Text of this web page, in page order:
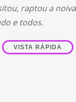
raptou a noiva
e todos.
VISTA RÁPIDA